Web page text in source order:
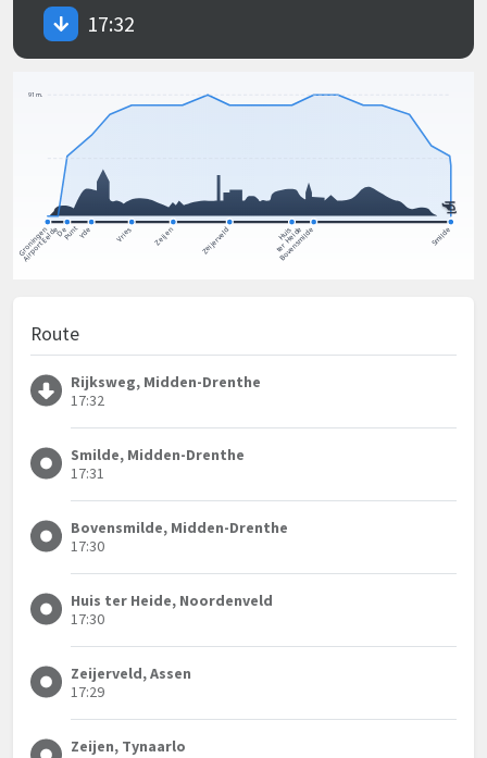
17:32
Route
Rijksweg, Midden-Drenthe
17:32
Smilde, Midden-Drenthe
17:31
Bovensmilde, Midden-Drenthe
17:30
Huis ter Heide, Noordenveld
17:30
Zeijerveld, Assen
17:29
Zeijen, Tynaarlo